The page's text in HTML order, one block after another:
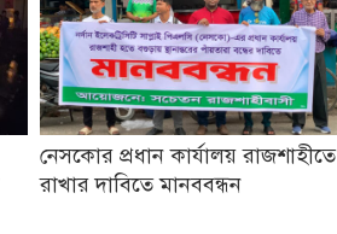
নেসকোর প্রধান কার্যালয় রাজশাহীতে
রাখার দাবিতে মানববন্ধন